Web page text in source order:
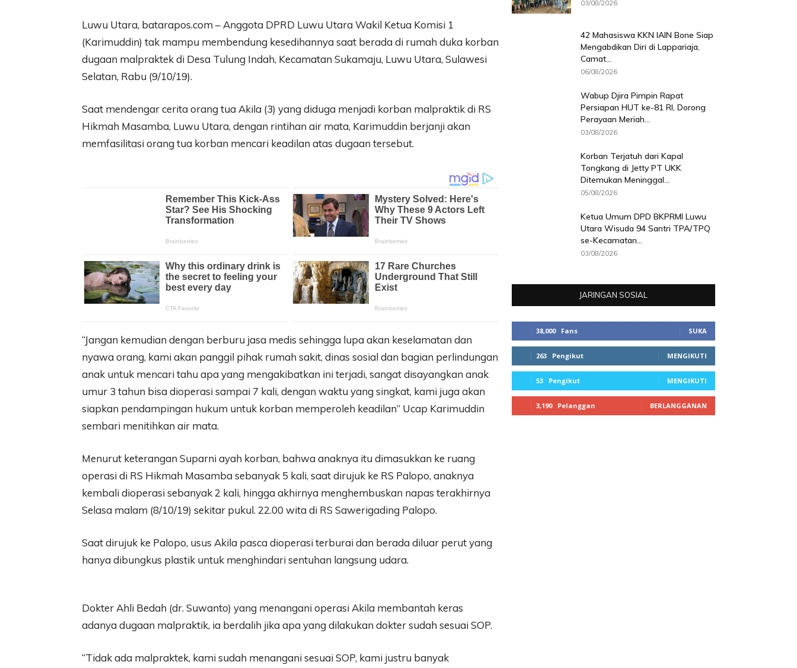
Luwu Utara, batarapos.com – Anggota DPRD Luwu Utara Wakil Ketua Komisi 1
(Karimuddin) tak mampu membendung kesedihannya saat berada di rumah duka korban
dugaan malpraktek di Desa Tulung Indah, Kecamatan Sukamaju, Luwu Utara, Sulawesi
Selatan, Rabu (9/10/19).
Saat mendengar cerita orang tua Akila (3) yang diduga menjadi korban malpraktik di RS
Hikmah Masamba, Luwu Utara, dengan rintihan air mata, Karimuddin berjanji akan
memfasilitasi orang tua korban mencari keadilan atas dugaan tersebut.
“Jangan kemudian dengan berburu jasa medis sehingga lupa akan keselamatan dan
nyawa orang, kami akan panggil pihak rumah sakit, dinas sosial dan bagian perlindungan
anak untuk mencari tahu apa yang mengakibatkan ini terjadi, sangat disayangkan anak
umur 3 tahun bisa dioperasi sampai 7 kali, dengan waktu yang singkat, kami juga akan
siapkan pendampingan hukum untuk korban memperoleh keadilan” Ucap Karimuddin
sembari menitihkan air mata.
Menurut keterangan Suparni ayah korban, bahwa anaknya itu dimasukkan ke ruang
operasi di RS Hikmah Masamba sebanyak 5 kali, saat dirujuk ke RS Palopo, anaknya
kembali dioperasi sebanyak 2 kali, hingga akhirnya menghembuskan napas terakhirnya
Selasa malam (8/10/19) sekitar pukul. 22.00 wita di RS Sawerigading Palopo.
Saat dirujuk ke Palopo, usus Akila pasca dioperasi terburai dan berada diluar perut yang
hanya dibungkus plastik untuk menghindari sentuhan langsung udara.
Dokter Ahli Bedah (dr. Suwanto) yang menangani operasi Akila membantah keras
adanya dugaan malpraktik, ia berdalih jika apa yang dilakukan dokter sudah sesuai SOP.
“Tidak ada malpraktek, kami sudah menangani sesuai SOP, kami justru banyak
03/08/2026
42 Mahasiswa KKN IAIN Bone Siap
Mengabdikan Diri di Lappariaja,
Camat...
06/08/2026
Wabup Djira Pimpin Rapat
Persiapan HUT ke-81 RI, Dorong
Perayaan Meriah...
03/08/2026
Korban Terjatuh dari Kapal
Tongkang di Jetty PT UKK
Ditemukan Meninggal...
05/08/2026
Ketua Umum DPD BKPRMI Luwu
Utara Wisuda 94 Santri TPA/TPQ
se-Kecamatan...
03/08/2026
JARINGAN SOSIAL
38,000 Fans SUKA
263 Pengikut MENGIKUTI
53 Pengikut MENGIKUTI
3,190 Pelanggan BERLANGGANAN